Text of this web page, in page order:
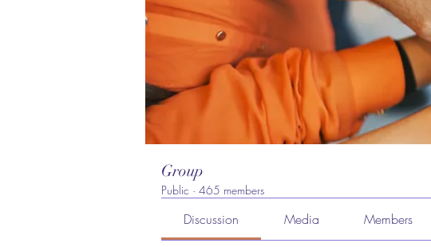
Group
Public · 465 members
Discussion Media Members